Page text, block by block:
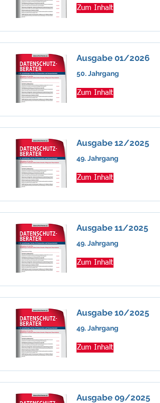
Zum Inhalt
Ausgabe 01/2026
50. Jahrgang
Zum Inhalt
Ausgabe 12/2025
49. Jahrgang
Zum Inhalt
Ausgabe 11/2025
49. Jahrgang
Zum Inhalt
Ausgabe 10/2025
49. Jahrgang
Zum Inhalt
Ausgabe 09/2025